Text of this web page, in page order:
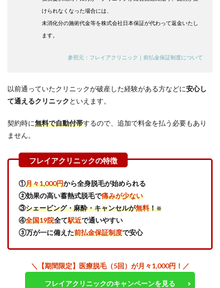
クリニ
宿院｜
払いで
継続す
る
3.12
12. 新
クリニ
ック｜
回麻酔
3,300
が無料
の特典
で安く
脱毛
けられなくなった場合には、
未消化分の施術代金等を株式会社日本保証が代わって返金いたし
ます。
参照元：フレイアクリニック｜前払金保証制度について
以前通っていたクリニックが破産した経験がある方などに安心し
て通えるクリニック といえます。
契約時に無料で自動付帯するので、追加で料金を払う必要もあり
ません。
①月々1,000円から全身脱毛が始められる
②効果の高い蓄熱式脱毛で痛みが少ない
③シェービング・麻酔・キャンセルが無料！※
④全国19院全て駅近で通いやすい
③万が一に備えた前払金保証制度で安心
＼ 【期間限定】医療脱毛（5回）が月々1,000円！ ／
フレイアクリニックのキャンペーンを見る